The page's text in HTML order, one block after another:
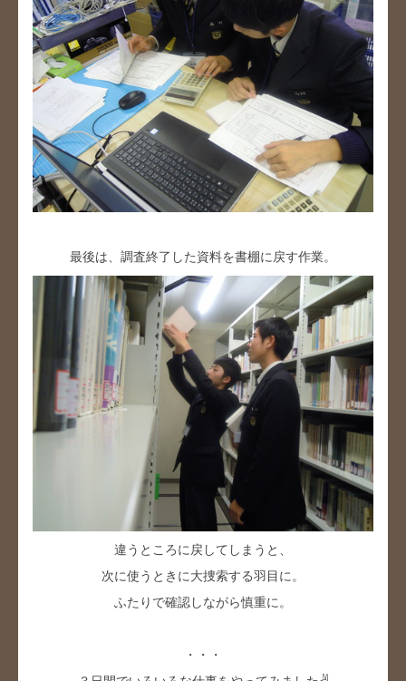
最後は、調査終了した資料を書棚に戻す作業。
違うところに戻してしまうと、
次に使うときに大捜索する羽目に。
ふたりで確認しながら慎重に。
・・・